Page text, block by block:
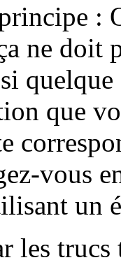
:
ne doit
que
vous
un
les trucs